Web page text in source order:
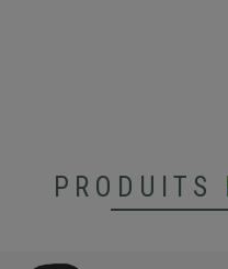
PRODUITS